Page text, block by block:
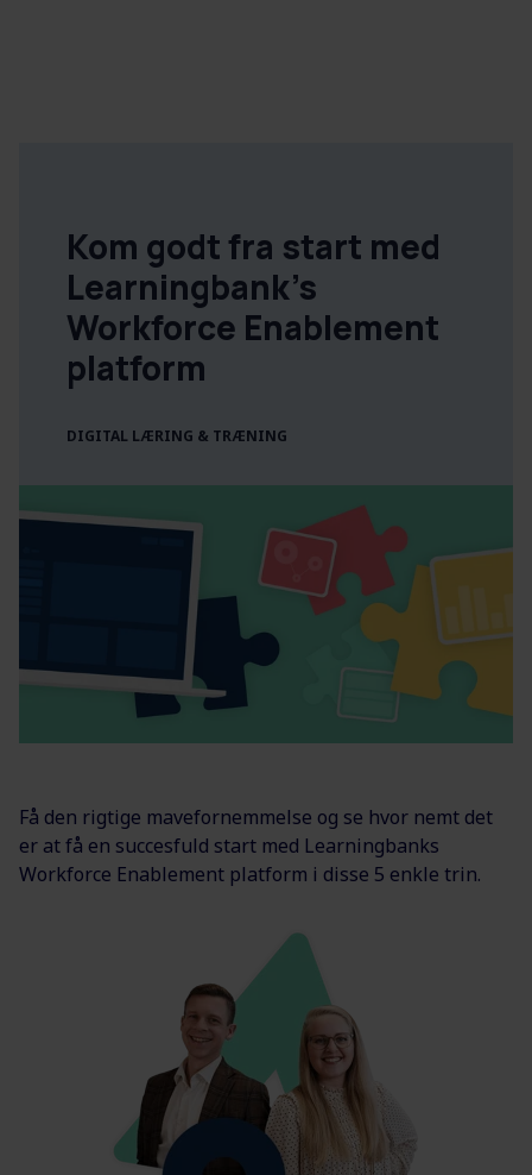
Kom godt fra start med
Learningbank's
Workforce Enablement
platform
DIGITAL LÆRING & TRÆNING
Få den rigtige mavefornemmelse og se hvor nemt det
er at få en succesfuld start med Learningbanks
Workforce Enablement platform i disse 5 enkle trin.